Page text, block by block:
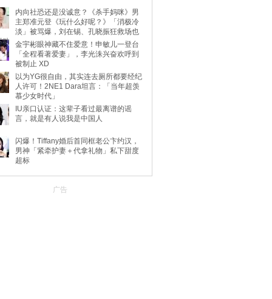
内向社恐还是没诚意？《杀手妈咪》男
主郑准元登《玩什么好呢？》「消极冷
淡」被骂爆，刘在锡、孔晓振狂救场也
动
金宇彬眼神藏不住爱意！申敏儿一登台
「全程看著爱妻」，李光洙兴奋欢呼到
被制止 XD
以为YG很自由，其实连去厕所都要经纪
人许可！2NE1 Dara坦言：「当年超羡
慕少女时代」
IU亲口认证：这辈子看过最离谱的谣
言，就是有人说我是中国人
闪爆！Tiffany婚后首同框老公卞约汉，
男神「紧牵护妻＋代拿礼物」私下甜度
超标
广告